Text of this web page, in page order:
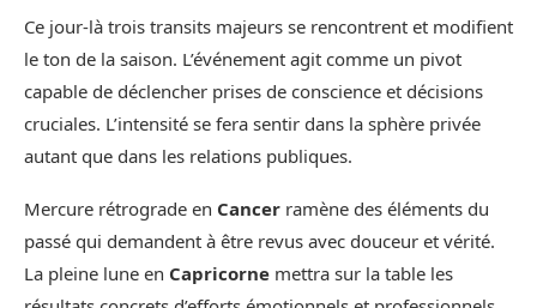
Ce jour-là trois transits majeurs se rencontrent et modifient
le ton de la saison. L’événement agit comme un pivot
capable de déclencher prises de conscience et décisions
cruciales. L’intensité se fera sentir dans la sphère privée
autant que dans les relations publiques.
Mercure rétrograde en Cancer ramène des éléments du
passé qui demandent à être revus avec douceur et vérité.
La pleine lune en Capricorne mettra sur la table les